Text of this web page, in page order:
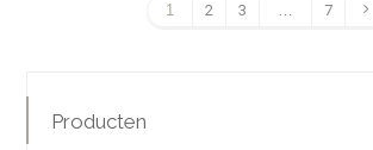
1 2 3 … 7
Producten